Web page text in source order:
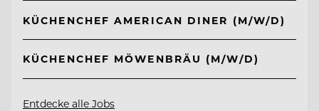
KÜCHENCHEF AMERICAN DINER (M/W/D)
KÜCHENCHEF MÖWENBRÄU (M/W/D)
Entdecke alle Jobs